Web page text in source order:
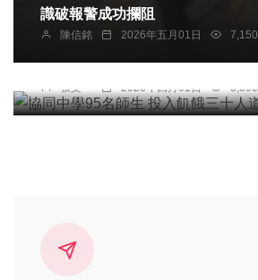
識破報警成功攔阻
陳信銘 2026年五月01日
綜合新聞 文教
協同中學95名師生 投入飢餓三十人道救援 體驗學
習同理
張文一 2026年四月01日